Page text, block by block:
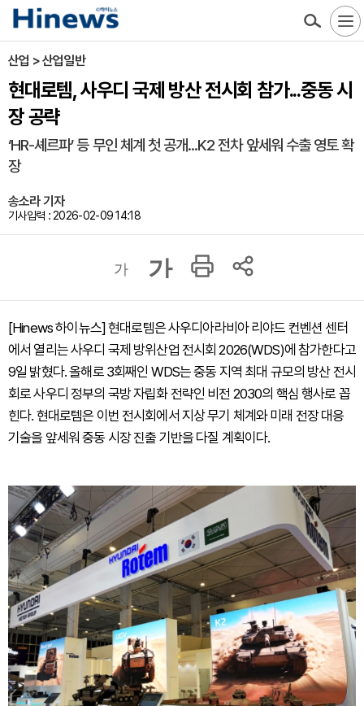
산업 > 산업일반
현대로템, 사우디 국제 방산 전시회 참가...중동 시
장 공략
‘HR-셰르파’ 등 무인 체계 첫 공개...K2 전차 앞세워 수출 영토 확
장
송소라 기자
기사입력 : 2026-02-09 14:18
가 가
[Hinews 하이뉴스] 현대로템은 사우디아라비아 리야드 컨벤션 센터
에서 열리는 사우디 국제 방위산업 전시회 2026(WDS)에 참가한다고
9일 밝혔다. 올해로 3회째인 WDS는 중동 지역 최대 규모의 방산 전시
회로 사우디 정부의 국방 자립화 전략인 비전 2030의 핵심 행사로 꼽
힌다. 현대로템은 이번 전시회에서 지상 무기 체계와 미래 전장 대응
기술을 앞세워 중동 시장 진출 기반을 다질 계획이다.